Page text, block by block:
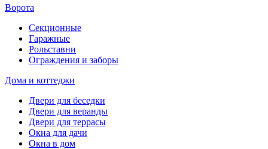
Ворота
Секционные
Гаражные
Рольставни
Ограждения и заборы
Дома и коттеджи
Двери для беседки
Двери для веранды
Двери для террасы
Окна для дачи
Окна в дом